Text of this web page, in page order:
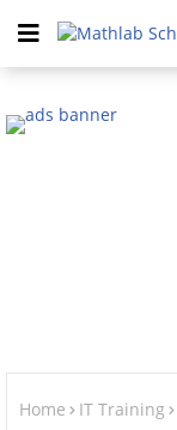
Home IT Training